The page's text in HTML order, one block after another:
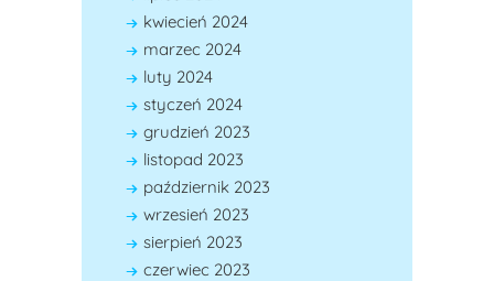
kwiecień 2024
marzec 2024
luty 2024
styczeń 2024
grudzień 2023
listopad 2023
październik 2023
wrzesień 2023
sierpień 2023
czerwiec 2023